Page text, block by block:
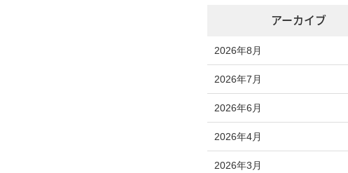
アーカイブ
2026年8月
2026年7月
2026年6月
2026年4月
2026年3月